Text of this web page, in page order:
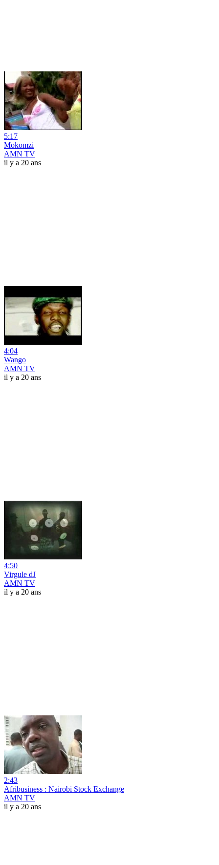
5:17
Mokomzi
AMN TV
il y a 20 ans
4:04
Wango
AMN TV
il y a 20 ans
4:50
Virgule dJ
AMN TV
il y a 20 ans
2:43
Afribusiness : Nairobi Stock Exchange
AMN TV
il y a 20 ans